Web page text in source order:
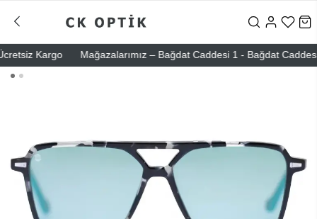
Kargo Mağazalarımız – Bağdat Caddesi 1 - Bağdat Caddesi